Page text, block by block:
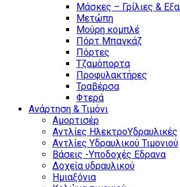
Μάσκες – Γρίλιες &
Μετώπη
Μούρη κομπλέ
Πόρτ Μπαγκάζ
Πόρτες
Τζαμόπορτα
Προφυλακτήρες
Τραβέρσα
Φτερά
Ανάρτηση & Τιμόνι
Αμορτισέρ
Αντλίες ΗλεκτροΥδραυλικές
Αντλίες Υδραυλικού Τιμονιού
Βάσεις -Υποδοχές Εδρανα
Δοχεία υδραυλικού
Ημιαξόνια